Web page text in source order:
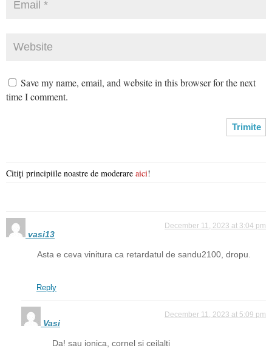
Save my name, email, and website in this browser for the next
time I comment.
Citiți principiile noastre de moderare aici!
vasi13
December 11, 2023 at 3:04 pm
Asta e ceva vinitura ca retardatul de sandu2100, dropu.
Reply
Vasi
December 11, 2023 at 5:09 pm
Da! sau ionica, cornel si ceilalti